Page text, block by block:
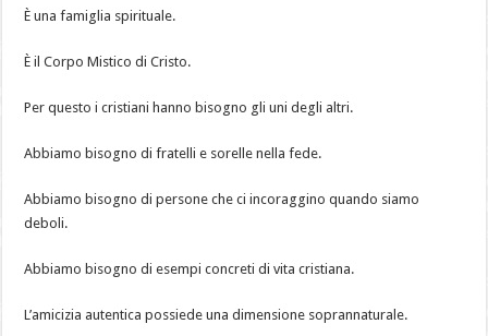
È una famiglia spirituale.
È il Corpo Mistico di Cristo.
Per questo i cristiani hanno bisogno gli uni degli altri.
Abbiamo bisogno di fratelli e sorelle nella fede.
Abbiamo bisogno di persone che ci incoraggino quando siamo
deboli.
Abbiamo bisogno di esempi concreti di vita cristiana.
L’amicizia autentica possiede una dimensione soprannaturale.